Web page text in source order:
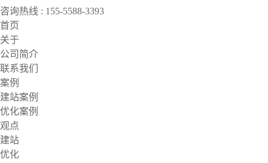
咨询热线 : 155-5588-3393
首页
关于
公司简介
联系我们
案例
建站案例
优化案例
观点
建站
优化